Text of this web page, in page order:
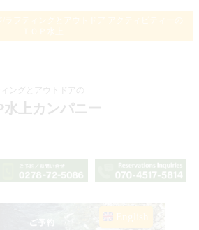
/ラフティングとアウトドア アクティビティーの
ィングとアウトドアの
水上カンパニー
English